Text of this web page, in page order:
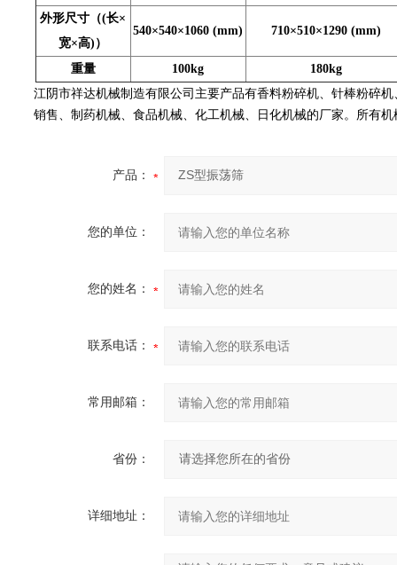
外形尺寸（(长×
宽×高)）
540×540×1060 (mm) 710×510×1290 (mm)
重量 100kg 180kg
江阴市祥达机械制造有限公司主要产品有香料粉碎机、针棒粉碎
销售、制药机械、食品机械、化工机械、日化机械的厂家。所有
产品：
您的单位：
您的姓名：
联系电话：
常用邮箱：
省份：
详细地址：